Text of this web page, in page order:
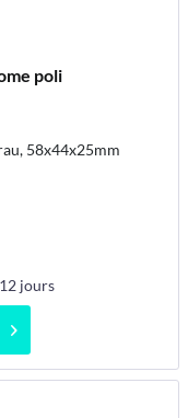
poli
58x44x25mm
jours